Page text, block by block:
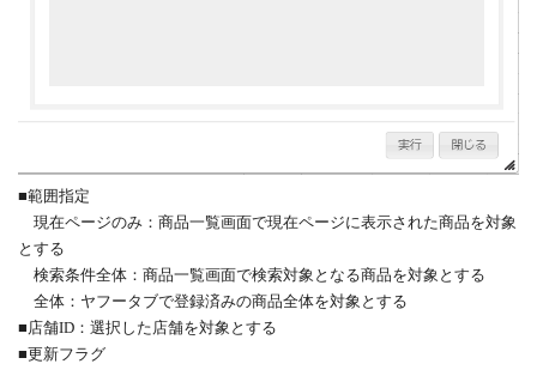
■範囲指定
現在ページのみ：商品一覧画面で現在ページに表示された商品を対象
とする
検索条件全体：商品一覧画面で検索対象となる商品を対象とする
全体：ヤフータブで登録済みの商品全体を対象とする
■店舗ID：選択した店舗を対象とする
■更新フラグ